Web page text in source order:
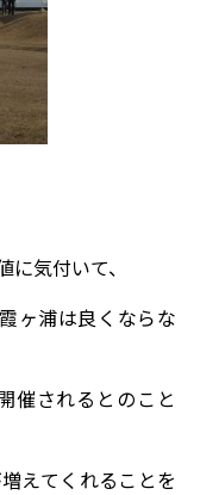
気付いて、
ヶ浦は良くならな
催されるとのこと
えてくれることを